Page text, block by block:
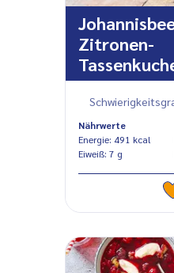
Zitronen-
Nährwerte
Energie: 491 kcal
Eiweiß: 7 g